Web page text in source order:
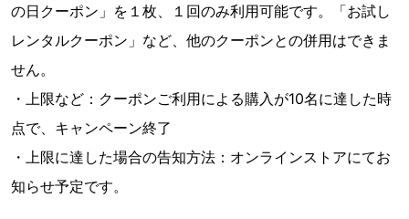
の日クーポン」を１枚、１回のみ利用可能です。「お試し
レンタルクーポン」など、他のクーポンとの併用はできま
せん。
・上限など：クーポンご利用による購入が10名に達した時
点で、キャンペーン終了
・上限に達した場合の告知方法：オンラインストアにてお
知らせ予定です。